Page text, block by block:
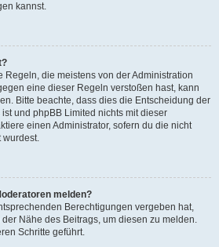
kannst.
Regeln, die meistens von der Administration
eine dieser Regeln verstoßen hast, kann
Bitte beachte, dass dies die Entscheidung der
und phpBB Limited nichts mit dieser
einen Administrator, sofern du die nicht
wurdest.
melden?
Berechtigungen vergeben hat,
Nähe des Beitrags, um diesen zu melden.
Schritte geführt.